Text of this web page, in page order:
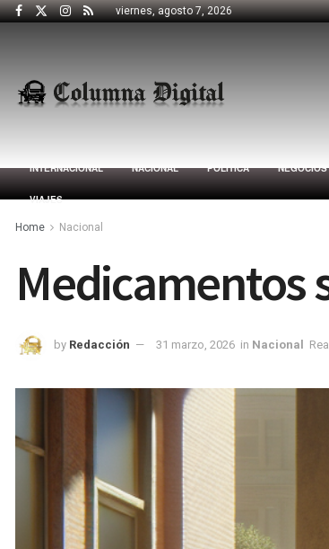
viernes, agosto 7, 2026
INTERNACIONAL NACIONAL POLÍTICA NEGOCIOS
VIAJES
Home Nacional
Medicamentos
by Redacción 31 marzo, 2026 in Nacional